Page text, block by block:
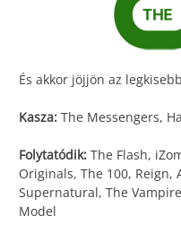
És akkor jöjjön az
Kasza: The Messengers,
Folytatódik: The Flash,
Originals, The 100, Reign,
Supernatural, The
Model